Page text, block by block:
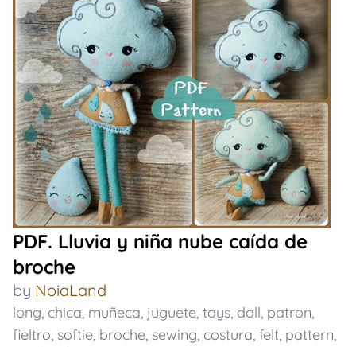
PDF. Lluvia y niña nube caída de
broche
by NoiaLand
long, chica, muñeca, juguete, toys, doll, patron,
fieltro, softie, broche, sewing, costura, felt, pattern,